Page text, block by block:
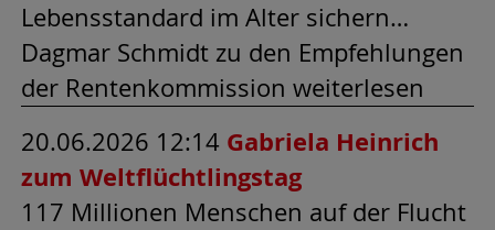
Lebensstandard im Alter sichern…
Dagmar Schmidt zu den Empfehlungen
der Rentenkommission weiterlesen
20.06.2026 12:14 Gabriela Heinrich
zum Weltflüchtlingstag
117 Millionen Menschen auf der Flucht